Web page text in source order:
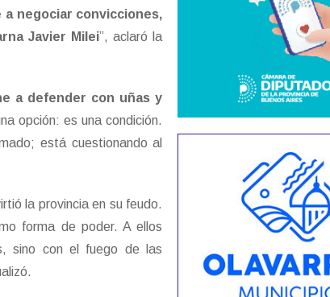
a negociar convicciones,
Javier Milei”, aclaró la
a defender con uñas y
opción: es una condición.
está cuestionando al
la provincia en su feudo.
forma de poder. A ellos
sino con el fuego de las